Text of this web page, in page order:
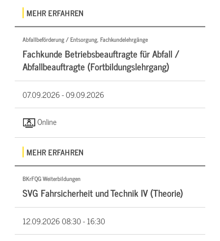
MEHR ERFAHREN
Abfallbeförderung / Entsorgung, Fachkundelehrgänge
Fachkunde Betriebsbeauftragte für Abfall /
Abfallbeauftragte (Fortbildungslehrgang)
07.09.2026 -09.09.2026
Online
MEHR ERFAHREN
BKrFQG Weiterbildungen
SVG Fahrsicherheit und Technik IV (Theorie)
12.09.202608:30 - 16:30